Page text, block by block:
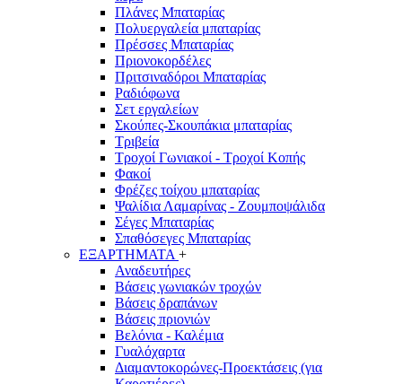
Πλάνες Μπαταρίας
Πολυεργαλεία μπαταρίας
Πρέσσες Μπαταρίας
Πριονοκορδέλες
Πριτσιναδόροι Μπαταρίας
Ραδιόφωνα
Σετ εργαλείων
Σκούπες-Σκουπάκια μπαταρίας
Τριβεία
Τροχοί Γωνιακοί - Τροχοί Κοπής
Φακοί
Φρέζες τοίχου μπαταρίας
Ψαλίδια Λαμαρίνας - Ζουμποψάλιδα
Σέγες Μπαταρίας
Σπαθόσεγες Μπαταρίας
ΕΞΑΡΤΗΜΑΤΑ +
Αναδευτήρες
Βάσεις γωνιακών τροχών
Βάσεις δραπάνων
Βάσεις πριονιών
Βελόνια - Καλέμια
Γυαλόχαρτα
Διαμαντοκορώνες-Προεκτάσεις (για